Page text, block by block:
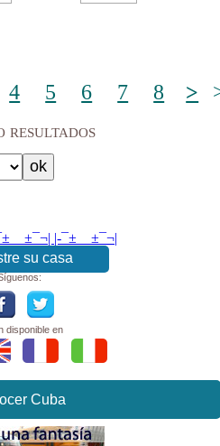
4 5 6 7 8 >
resultados
|-¯±­__­±¯¬|
su casa
disponible en
Cuba